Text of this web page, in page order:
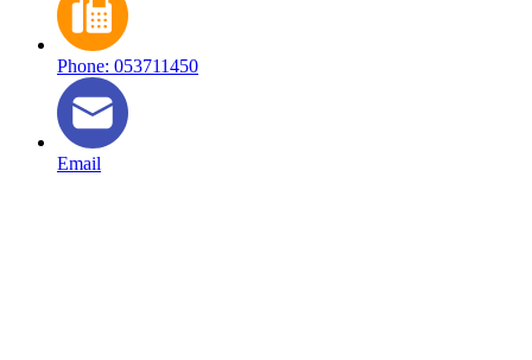
Phone: 053711450
Email